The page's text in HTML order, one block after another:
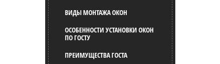
ВИДЫ МОНТАЖА ОКОН
ОСОБЕННОСТИ УСТАНОВКИ ОКОН
ПО ГОСТУ
ПРЕИМУЩЕСТВА ГОСТА